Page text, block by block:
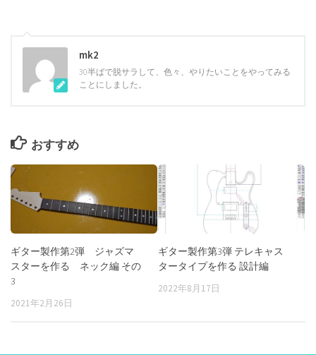
mk2
30半ばで脱サラして、色々、やりたいことをやってみる
ことにしました。
おすすめ
ギター製作第2弾 ジャズマ
スターを作る ネック編 その
3
2021年2月26日
ギター製作第3弾 テレキャス
タータイプを作る 設計編
2022年8月17日